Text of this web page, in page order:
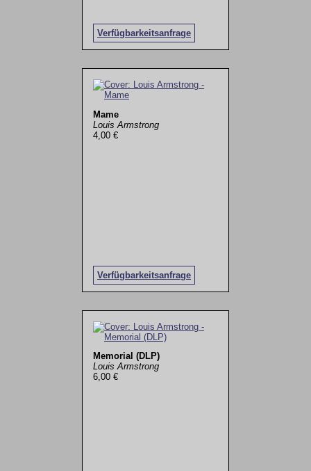
Verfügbarkeitsanfrage
Mame
Louis Armstrong
4,00 €
Verfügbarkeitsanfrage
Memorial (DLP)
Louis Armstrong
6,00 €